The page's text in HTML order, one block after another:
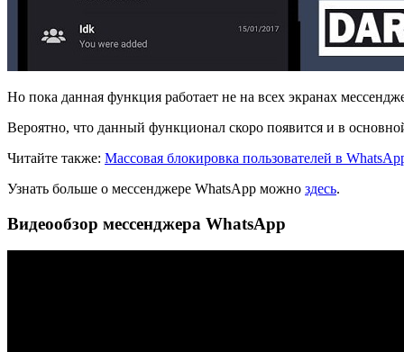
Но пока данная функция работает не на всех экранах
Вероятно, что данный функционал скоро появится и в
Читайте также: Массовая блокировка пользователей в
Узнать больше о мессенджере WhatsApp можно здесь.
Видеообзор мессенджера WhatsApp